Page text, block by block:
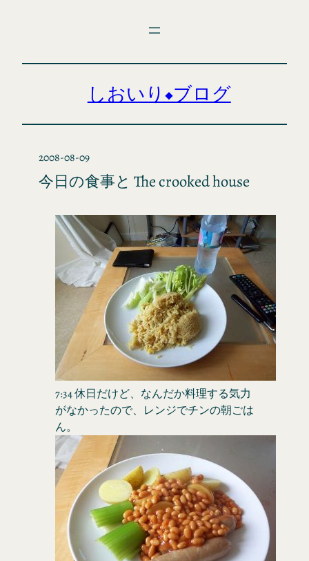
しおいり◆ブログ
2008-08-09
今日の食事と The crooked house
7:34 休日だけど、なんだか料理する気力
がなかったので、レンジでチンの朝ごは
ん。